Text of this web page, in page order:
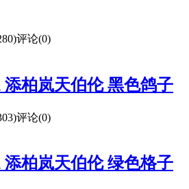
评论(0)
柏岚天伯伦 黑色鸽子
评论(0)
柏岚天伯伦 绿色格子